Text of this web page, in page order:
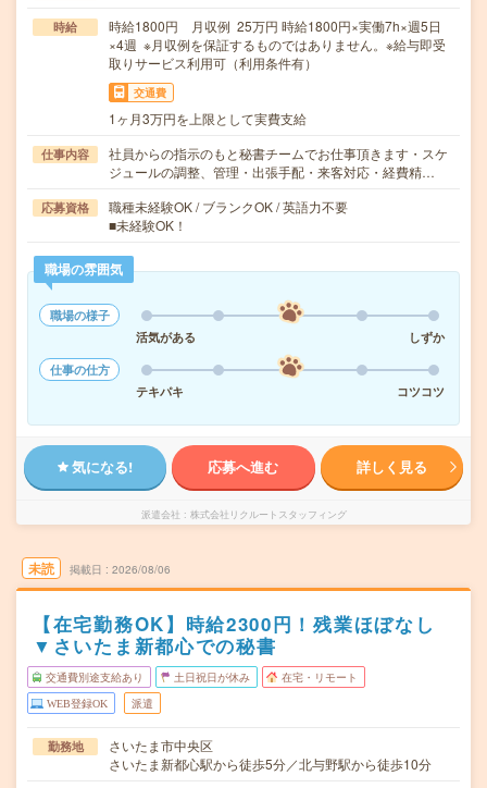
時給
時給1800円 月収例 25万円 時給1800円×実働7h×週5日
×4週 ※月収例を保証するものではありません。※給与即受
取りサービス利用可（利用条件有）
交通費
1ヶ月3万円を上限として実費支給
仕事内容
社員からの指示のもと秘書チームでお仕事頂きます・スケ
ジュールの調整、管理・出張手配・来客対応・経費精…
応募資格
職種未経験OK / ブランクOK / 英語力不要
■未経験OK！
職場の雰囲気
職場の様子
活気がある
しずか
仕事の仕方
テキパキ
コツコツ
気になる! 応募へ進む 詳しく見る
派遣会社 株式会社リクルートスタッフィング
未読 掲載日 2026/08/06
【在宅勤務OK】時給2300円！残業ほぼなし
▼さいたま新都心での秘書
交通費別途支給あり 土日祝日が休み 在宅・リモート
WEB登録OK 派遣
勤務地
さいたま市中央区
さいたま新都心駅から徒歩5分／北与野駅から徒歩10分